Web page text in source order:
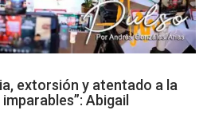
extorsión y atentado a la
Abigail